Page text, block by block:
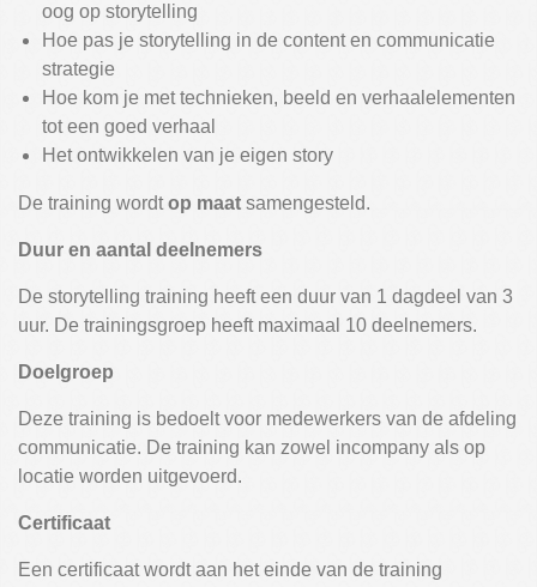
oog op storytelling
Hoe pas je storytelling in de content en communicatie
strategie
Hoe kom je met technieken, beeld en verhaalelementen
tot een goed verhaal
Het ontwikkelen van je eigen story
De training wordtop maat samengesteld.
Duur en aantal deelnemers
De storytelling training heeft een duur van 1 dagdeel van 3
uur. De trainingsgroep heeft maximaal 10 deelnemers.
Doelgroep
Deze training is bedoelt voor medewerkers van de afdeling
communicatie. De training kan zowel incompany als op
locatie worden uitgevoerd.
Certificaat
Een certificaat wordt aan het einde van de training